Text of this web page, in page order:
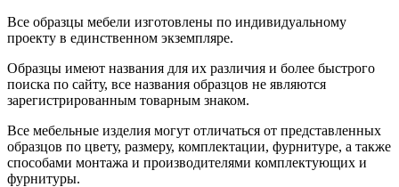
Все образцы мебели изготовлены по индивидуальному
проекту в единственном экземпляре.
Образцы имеют названия для их различия и более быстрого
поиска по сайту, все названия образцов не являются
зарегистрированным товарным знаком.
Все мебельные изделия могут отличаться от представленных
образцов по цвету, размеру, комплектации, фурнитуре, а также
способами монтажа и производителями комплектующих и
фурнитуры.